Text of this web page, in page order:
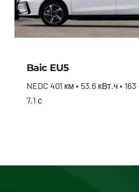
Baic EU5
NEDC 401 км • 53.6 кВт.ч •
7.1 с